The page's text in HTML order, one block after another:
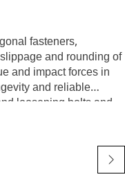
fasteners,
and rounding of
and impact forces in
and reliable
loosening bolts and
effective maintenance
impact tools.